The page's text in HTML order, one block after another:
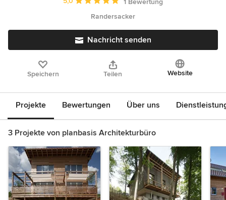
Randersacker
Nachricht senden
Speichern Teilen Website
Projekte Bewertungen Über uns
3 Projekte von planbasis Architekturbüro